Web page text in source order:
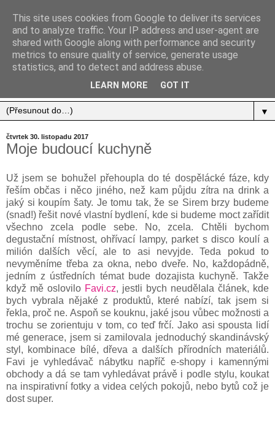
Jídlo, cestování, život.
▼
čtvrtek 30. listopadu 2017
Moje budoucí kuchyně
Už jsem se bohužel přehoupla do té dospělácké fáze, kdy
řeším občas i něco jiného, než kam půjdu zítra na drink a
jaký si koupím šaty. Je tomu tak, že se Sirem brzy budeme
(snad!) řešit nové vlastní bydlení, kde si budeme moct zařídit
všechno zcela podle sebe. No, zcela. Chtěli bychom
degustační místnost, ohřívací lampy, parket s disco koulí a
milión dalších věcí, ale to asi nevyjde. Teda pokud to
nevyměníme třeba za okna, nebo dveře. No, každopádně,
jedním z ústředních témat bude dozajista kuchyně. Takže
když mě oslovilo Favi.cz, jestli bych neudělala článek, kde
bych vybrala nějaké z produktů, které nabízí, tak jsem si
řekla, proč ne. Aspoň se kouknu, jaké jsou vůbec možnosti a
trochu se zorientuju v tom, co teď frčí. Jako asi spousta lidí
mé generace, jsem si zamilovala jednoduchý skandinávský
styl, kombinace bílé, dřeva a dalších přírodních materiálů.
Favi je vyhledávač nábytku napříč e-shopy i kamennými
obchody a dá se tam vyhledávat právě i podle stylu, koukat
na inspirativní fotky a videa celých pokojů, nebo bytů což je
dost super.
This site uses cookies from Google to deliver its services
and to analyze traffic. Your IP address and user-agent are
shared with Google along with performance and security
metrics to ensure quality of service, generate usage
statistics, and to detect and address abuse.
LEARN MORE GOT IT